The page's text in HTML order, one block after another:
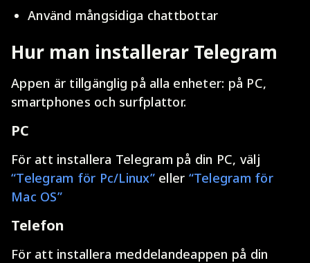
Använd mångsidiga chattbottar
Hur man installerar Telegram
Appen är tillgänglig på alla enheter: på PC,
smartphones och surfplattor.
PC
För att installera Telegram på din PC, välj
“Telegram för Pc/Linux”eller “Telegram för
Mac OS”
Telefon
För att installera meddelandeappen på din